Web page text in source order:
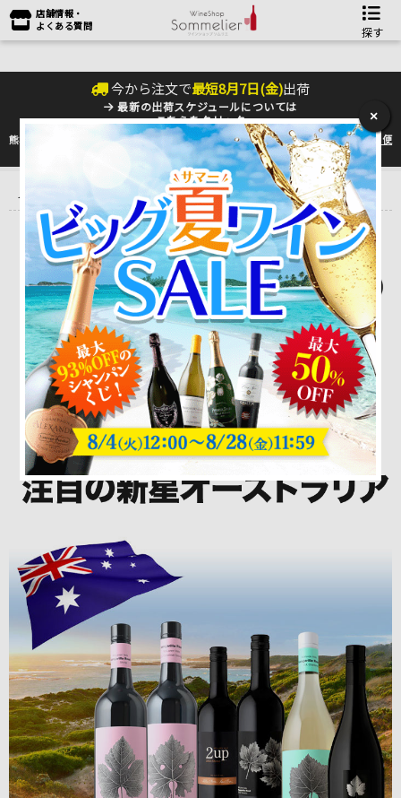
店舗情報・
よくある質問
探す
今から注文で最短8月7日(金)出荷
最新の出荷スケジュールについては
こちらをクリック
熊本地震の影響により九州への配送に遅れが生じております。最新情報は佐川急便
のHP
をご確認下さい。
産地で探す ＞ オーストラリア ＞カンガリラ・ロード・ワ
イナリー KANGARILLA ROAD
カンガリラ ロード ワイナリー KANGARILLA ROAD
×